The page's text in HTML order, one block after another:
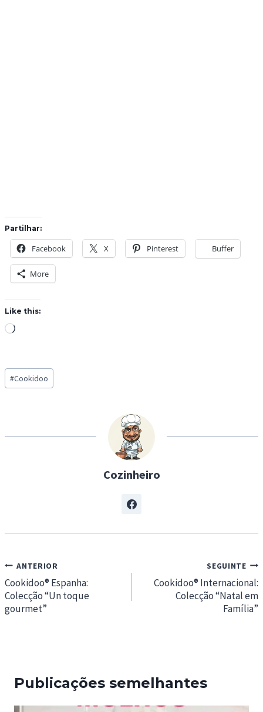
Partilhar:
Facebook X Pinterest Buffer
More
Like this:
L
d
i
…
Post
Tags:
#Cookidoo
Cozinheiro
Navegação
de
artigos
ANTERIOR
Cookidoo® Espanha:
Colecção “Un toque
gourmet”
SEGUINTE
Cookidoo® Internacional:
Colecção “Natal em
Família”
Publicações semelhantes